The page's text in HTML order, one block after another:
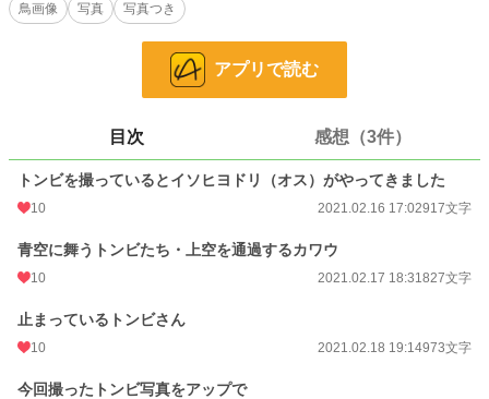
お気に入り 5
6,162
2021.02.21 17:19
初回公開日時 2021.02.16 17:02
初回完結日時
週間ポイント 0 pt (228,785 位)
月間ポイント
年間ポイント 210 pt (124,512 位)
鳥画像
写真 写真つき
アプリで読む
目次 感想（3件）
トンビを撮っているとイソヒヨドリ（オス）がやってきました
10 2021.02.16 17:02917文字
青空に舞うトンビたち・上空を通過するカワウ
10 2021.02.17 18:31827文字
止まっているトンビさん
10 2021.02.18 19:14973文字
今回撮ったトンビ写真をアップで